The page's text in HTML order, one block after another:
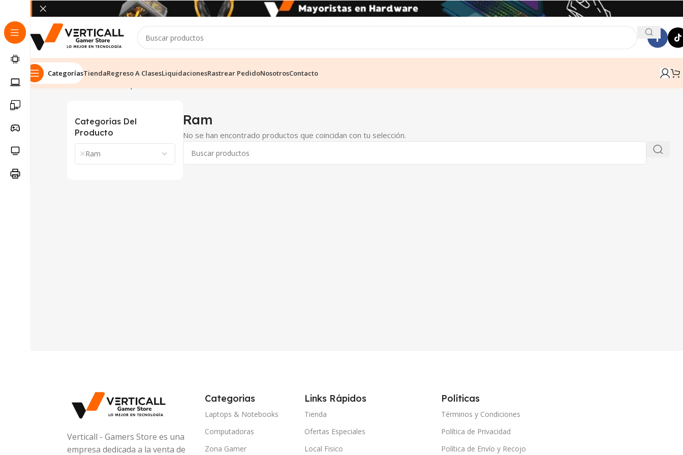
CategoríasTiendaRegreso A ClasesLiquidacionesRastrear PedidoNosotrosContacto
Inicio
Categorías Del
Producto
Ram
Ram
No se han encontrado productos que coincidan con tu selección.
Verticall - Gamers Store es una
empresa dedicada a la venta de
Categorias
Laptops & Notebooks
Computadoras
Zona Gamer
Links Rápidos
Tienda
Ofertas Especiales
Local Fisico
Políticas
Términos y Condiciones
Política de Privacidad
Política de Envío y Recojo